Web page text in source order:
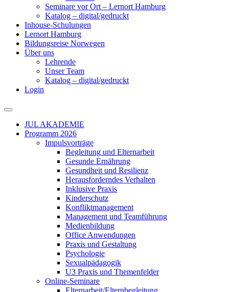
Seminare vor Ort – Lernort Hamburg
Katalog – digital/gedruckt
Inhouse-Schulungen
Lernort Hamburg
Bildungsreise Norwegen
Über uns
Lehrende
Unser Team
Katalog – digital/gedruckt
Login
JUL AKADEMIE
Programm 2026
Impulsvorträge
Begleitung und Elternarbeit
Gesunde Ernährung
Gesundheit und Resilienz
Herausforderndes Verhalten
Inklusive Praxis
Kinderschutz
Konfliktmanagement
Management und Teamführung
Medienbildung
Office Anwendungen
Praxis und Gestaltung
Psychologie
Sexualpädagogik
U3 Praxis und Themenfelder
Online-Seminare
Elternarbeit/Elternbegleitung